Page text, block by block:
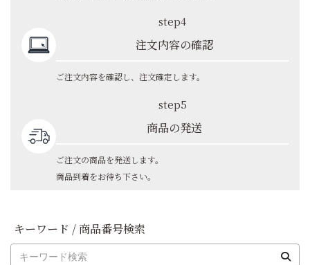
step4
注文内容の確認
ご注文内容を確認し、注文確定します。
step5
商品の発送
ご注文の商品を発送します。
商品到着をお待ち下さい。
キーワード / 商品番号検索